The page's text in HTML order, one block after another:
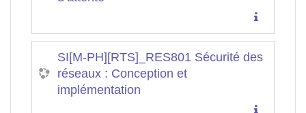
SI[M-PH][RTS]_RES801 Sécurité des
réseaux : Conception et
implémentation